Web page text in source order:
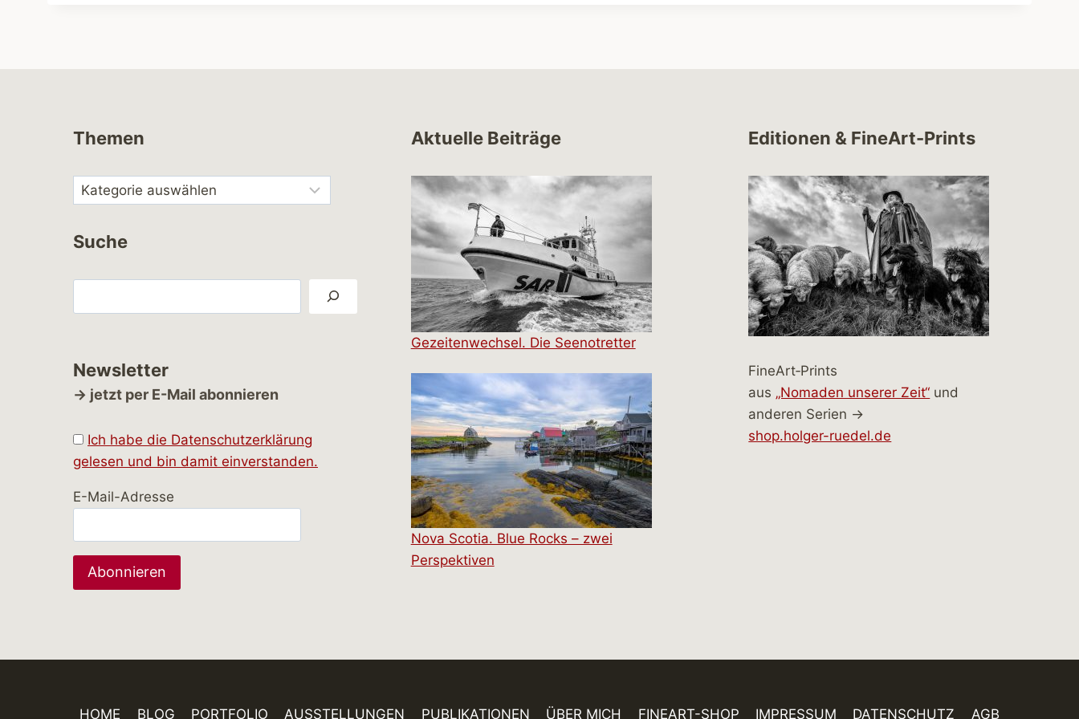
Themen
Suche
Newsletter
→ jetzt per E-Mail abonnieren
Ich habe die Datenschutzerklärung
gelesen und bin damit einverstanden.
E-Mail-Adresse
Aktuelle Beiträge
Gezeitenwechsel. Die Seenotretter
Nova Scotia. Blue Rocks – zwei
Perspektiven
Editionen & FineArt-Prints
FineArt‑Prints
aus „Nomaden unserer Zeit“ und
anderen Serien →
shop.holger-ruedel.de
HOME BLOG PORTFOLIO AUSSTELLUNGEN PUBLIKATIONEN ÜBER MICH FINEART-SHOP IMPRESSUM DATENSCHUTZ AGB